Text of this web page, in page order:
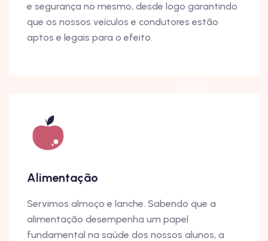
e segurança no mesmo, desde logo garantindo
que os nossos veículos e condutores estão
aptos e legais para o efeito.
Alimentação
Servimos almoço e lanche. Sabendo que a
alimentação desempenha um papel
fundamental na saúde dos nossos alunos, a